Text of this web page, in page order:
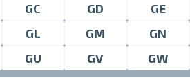
GC GD GE
GL GM GN
GU GV GW